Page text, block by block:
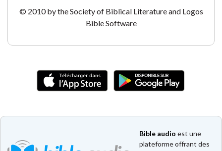
© 2010 by the Society of Biblical Literature and Logos
Bible Software
Bible audio est une
plateforme offrant des